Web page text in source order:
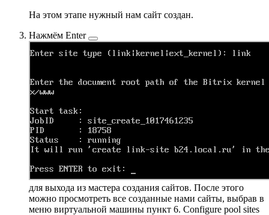
На этом этапе нужный нам сайт создан.
Нажмём Enter
для выхода из мастера создания сайтов. После этого
можно просмотреть все созданные нами сайты, выбрав в
меню виртуальной машины пункт 6. Configure pool sites